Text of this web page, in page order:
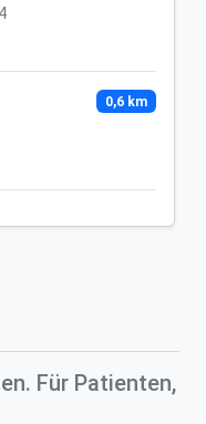
0,6 km
Für Patienten,